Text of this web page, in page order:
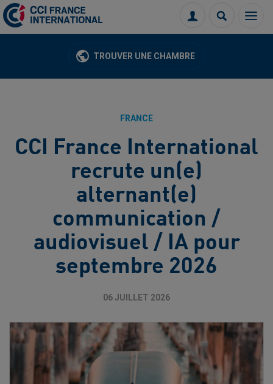
Menu
Connexion
TROUVER UNE CHAMBRE
FRANCE
CCI France International
recrute un(e)
alternant(e)
communication /
audiovisuel / IA pour
septembre 2026
06 JUILLET 2026